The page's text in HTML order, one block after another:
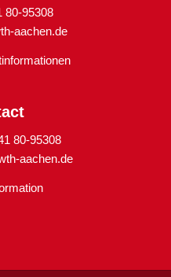
80-95308
aachen.de
80-95308
aachen.de